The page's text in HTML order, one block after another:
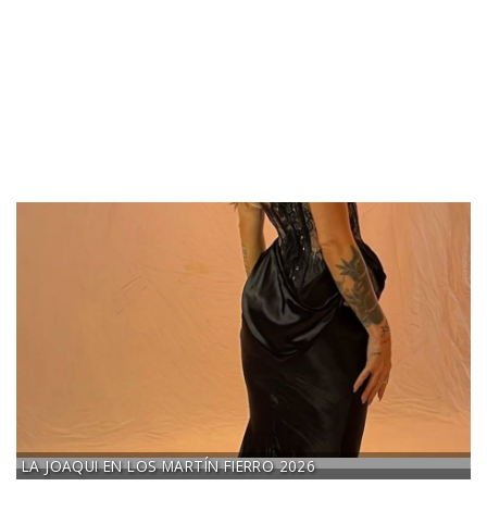
LA JOAQUI EN LOS MARTÍN FIERRO 2026